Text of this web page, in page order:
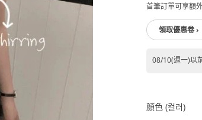
首筆訂單可享額
領取優惠卷 ›
08/10(週一)以
顏色 (컬러)